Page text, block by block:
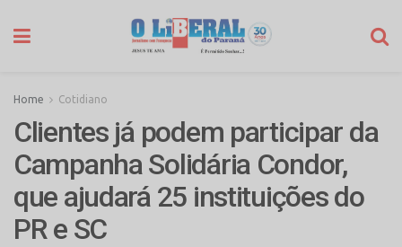
Home Cotidiano
Clientes já podem participar da
Campanha Solidária Condor,
que ajudará 25 instituições do
PR e SC